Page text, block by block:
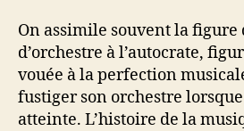
On assimile souvent la figure
d’orchestre à l’autocrate,
vouée à la perfection
fustiger son orchestre
atteinte. L’histoire de la